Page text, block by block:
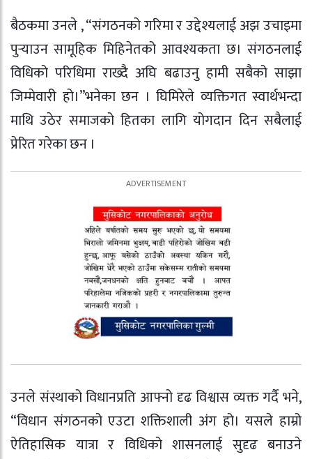
बैठकमा उनले , “संगठनको गरिमा र उद्देश्यलाई अझ उचाइमा
पुर्‍याउन सामूहिक मिहिनेतको आवश्यकता छ। संगठनलाई
विधिको परिधिमा राख्दै अघि बढाउनु हामी सबैको साझा
जिम्मेवारी हो।”भनेका छन । घिमिरेले व्यक्तिगत स्वार्थभन्दा
माथि उठेर समाजको हितका लागि योगदान दिन सबैलाई
प्रेरित गरेका छन ।
उनले संस्थाको विधानप्रति आफ्नो दृढ विश्वास व्यक्त गर्दै भने,
“विधान संगठनको एउटा शक्तिशाली अंग हो। यसले हाम्रो
ऐतिहासिक यात्रा र विधिको शासनलाई सुदृढ बनाउने